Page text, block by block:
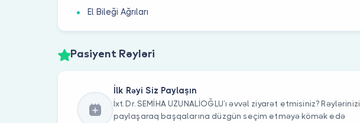
El Bileği Ağrıları
Pasiyent Rəyləri
İlk Rəyi Siz Paylaşın
İxt. Dr. SEMİHA UZUNALİOĞLU’ı əvvəl ziyarət etmisiniz? Rəylərinizi
paylaşaraq başqalarına düzgün seçim etməyə kömək edə